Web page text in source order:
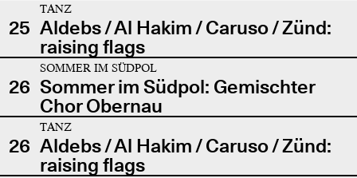
25
TANZ
Aldebs / Al Hakim / Caruso / Zünd:
raising flags
26
SOMMER IM SÜDPOL
Sommer im Südpol: Gemischter
Chor Obernau
26
TANZ
Aldebs / Al Hakim / Caruso / Zünd:
raising flags